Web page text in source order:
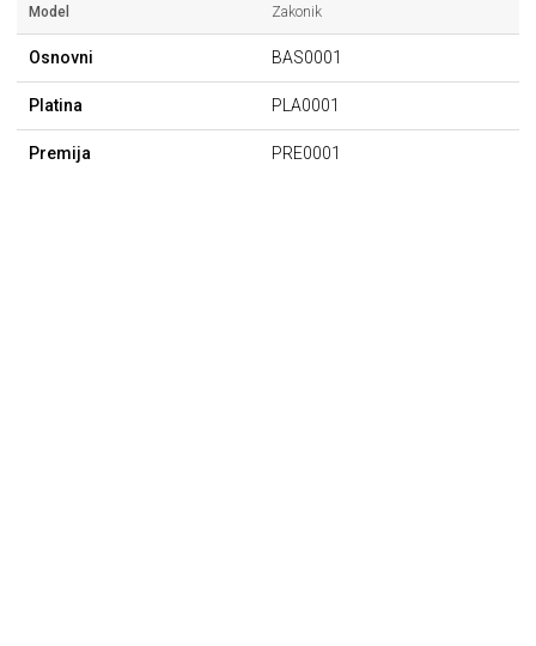
Model Zakonik
Osnovni BAS0001
Platina PLA0001
Premija PRE0001